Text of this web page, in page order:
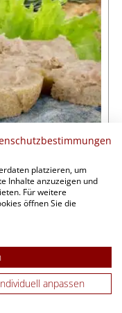
Lager
220 g
platzieren, um
Inhalte anzuzeigen und
Für weitere
öffnen Sie die
anpassen